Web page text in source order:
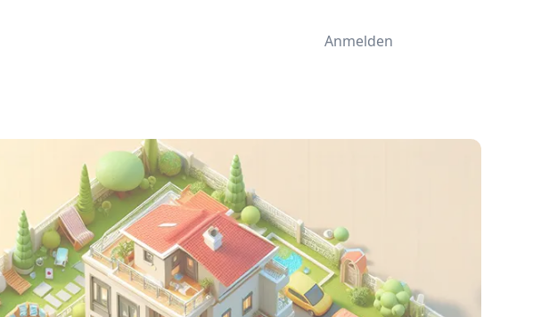
Anmelden